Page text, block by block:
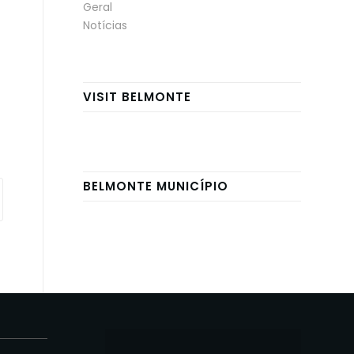
Geral
Notícias
VISIT BELMONTE
BELMONTE MUNICÍPIO